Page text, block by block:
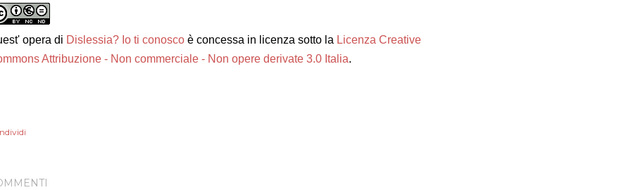
opera di Dislessia? Io ti conosco è concessa in licenza sotto la Licenza Creative
Attribuzione - Non commerciale - Non opere derivate 3.0 Italia.